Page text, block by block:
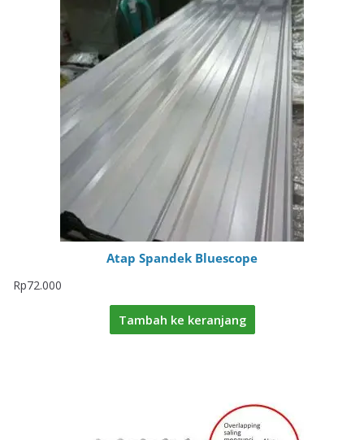
Atap Spandek Bluescope
Rp72.000
Tambah ke keranjang